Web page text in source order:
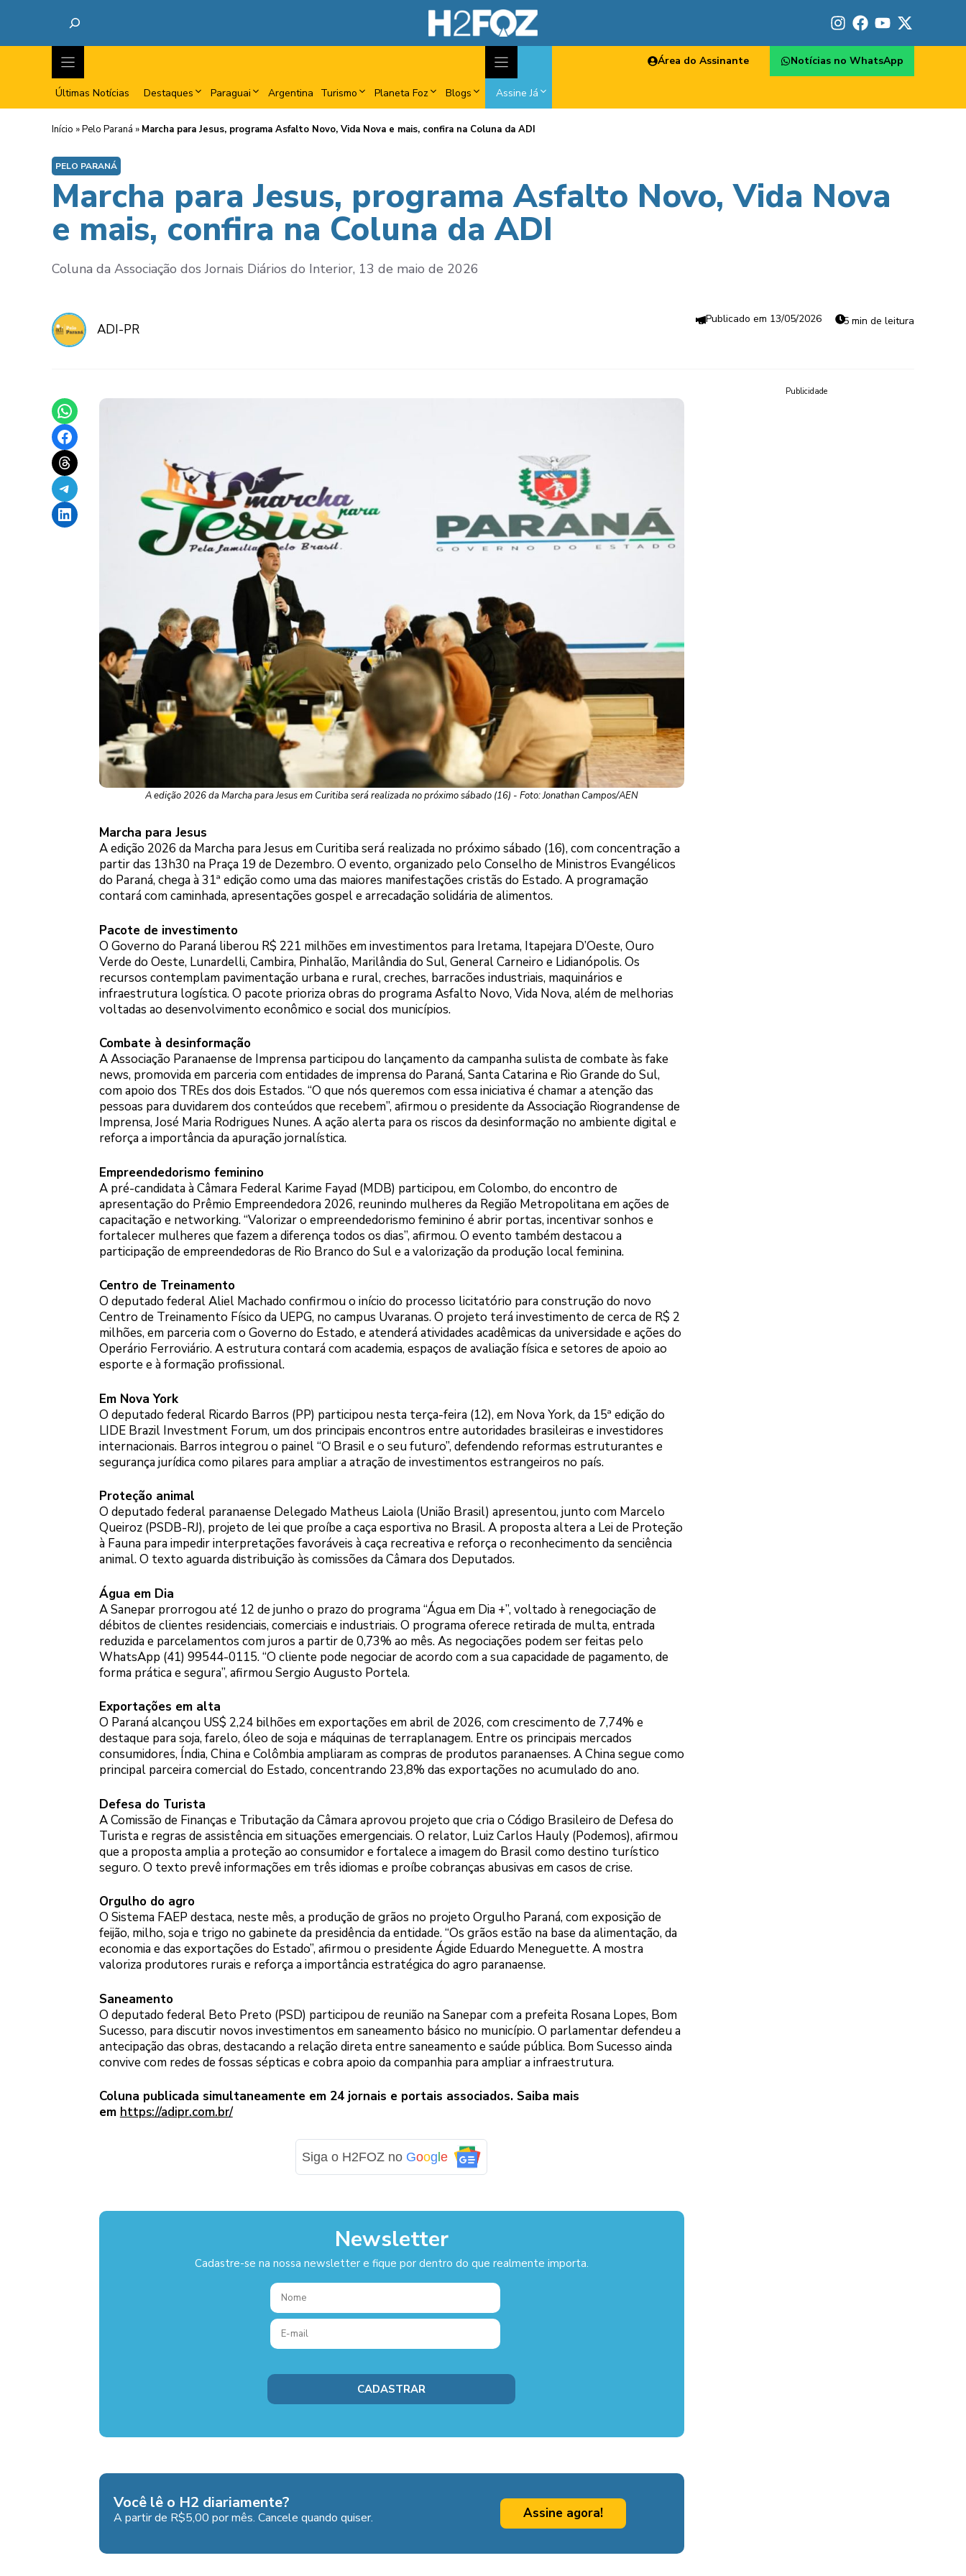
Últimas Notícias Destaques Paraguai Argentina Turismo Planeta Foz Blogs Assine Já
Área do Assinante Notícias no WhatsApp
Início »Pelo Paraná » Marcha para Jesus, programa Asfalto Novo, Vida Nova e mais, confira na Coluna da ADI
PELO PARANÁ
Marcha para Jesus, programa Asfalto Novo, Vida Nova
e mais, confira na Coluna da ADI
Coluna da Associação dos Jornais Diários do Interior, 13 de maio de 2026
ADI-PR
13/05/2026 5 min de leitura
Share on WhatsApp
Share on Facebook
Share on Threads
Share on Telegram
Share on LinkedIn
A edição 2026 da Marcha para Jesus em Curitiba será realizada no próximo sábado (16) - Foto: Jonathan Campos/AEN
Marcha para Jesus
A edição 2026 da Marcha para Jesus em Curitiba será realizada no próximo sábado (16), com concentração a
partir das 13h30 na Praça 19 de Dezembro. O evento, organizado pelo Conselho de Ministros Evangélicos
do Paraná, chega à 31ª edição como uma das maiores manifestações cristãs do Estado. A programação
contará com caminhada, apresentações gospel e arrecadação solidária de alimentos.
Pacote de investimento
O Governo do Paraná liberou R$ 221 milhões em investimentos para Iretama, Itapejara D’Oeste, Ouro
Verde do Oeste, Lunardelli, Cambira, Pinhalão, Marilândia do Sul, General Carneiro e Lidianópolis. Os
recursos contemplam pavimentação urbana e rural, creches, barracões industriais, maquinários e
infraestrutura logística. O pacote prioriza obras do programa Asfalto Novo, Vida Nova, além de melhorias
voltadas ao desenvolvimento econômico e social dos municípios.
Combate à desinformação
A Associação Paranaense de Imprensa participou do lançamento da campanha sulista de combate às fake
news, promovida em parceria com entidades de imprensa do Paraná, Santa Catarina e Rio Grande do Sul,
com apoio dos TREs dos dois Estados. “O que nós queremos com essa iniciativa é chamar a atenção das
pessoas para duvidarem dos conteúdos que recebem”, afirmou o presidente da Associação Riograndense de
Imprensa, José Maria Rodrigues Nunes. A ação alerta para os riscos da desinformação no ambiente digital e
reforça a importância da apuração jornalística.
Empreendedorismo feminino
A pré-candidata à Câmara Federal Karime Fayad (MDB) participou, em Colombo, do encontro de
apresentação do Prêmio Empreendedora 2026, reunindo mulheres da Região Metropolitana em ações de
capacitação e networking. “Valorizar o empreendedorismo feminino é abrir portas, incentivar sonhos e
fortalecer mulheres que fazem a diferença todos os dias”, afirmou. O evento também destacou a
participação de empreendedoras de Rio Branco do Sul e a valorização da produção local feminina.
Centro de Treinamento
O deputado federal Aliel Machado confirmou o início do processo licitatório para construção do novo
Centro de Treinamento Físico da UEPG, no campus Uvaranas. O projeto terá investimento de cerca de R$ 2
milhões, em parceria com o Governo do Estado, e atenderá atividades acadêmicas da universidade e ações do
Operário Ferroviário. A estrutura contará com academia, espaços de avaliação física e setores de apoio ao
esporte e à formação profissional.
Em Nova York
O deputado federal Ricardo Barros (PP) participou nesta terça-feira (12), em Nova York, da 15ª edição do
LIDE Brazil Investment Forum, um dos principais encontros entre autoridades brasileiras e investidores
internacionais. Barros integrou o painel “O Brasil e o seu futuro”, defendendo reformas estruturantes e
segurança jurídica como pilares para ampliar a atração de investimentos estrangeiros no país.
Proteção animal
O deputado federal paranaense Delegado Matheus Laiola (União Brasil) apresentou, junto com Marcelo
Queiroz (PSDB-RJ), projeto de lei que proíbe a caça esportiva no Brasil. A proposta altera a Lei de Proteção
à Fauna para impedir interpretações favoráveis à caça recreativa e reforça o reconhecimento da senciência
animal. O texto aguarda distribuição às comissões da Câmara dos Deputados.
Água em Dia
A Sanepar prorrogou até 12 de junho o prazo do programa “Água em Dia +”, voltado à renegociação de
débitos de clientes residenciais, comerciais e industriais. O programa oferece retirada de multa, entrada
reduzida e parcelamentos com juros a partir de 0,73% ao mês. As negociações podem ser feitas pelo
WhatsApp (41) 99544-0115. “O cliente pode negociar de acordo com a sua capacidade de pagamento, de
forma prática e segura”, afirmou Sergio Augusto Portela.
Exportações em alta
O Paraná alcançou US$ 2,24 bilhões em exportações em abril de 2026, com crescimento de 7,74% e
destaque para soja, farelo, óleo de soja e máquinas de terraplanagem. Entre os principais mercados
consumidores, Índia, China e Colômbia ampliaram as compras de produtos paranaenses. A China segue como
principal parceira comercial do Estado, concentrando 23,8% das exportações no acumulado do ano.
Defesa do Turista
A Comissão de Finanças e Tributação da Câmara aprovou projeto que cria o Código Brasileiro de Defesa do
Turista e regras de assistência em situações emergenciais. O relator, Luiz Carlos Hauly (Podemos), afirmou
que a proposta amplia a proteção ao consumidor e fortalece a imagem do Brasil como destino turístico
seguro. O texto prevê informações em três idiomas e proíbe cobranças abusivas em casos de crise.
Orgulho do agro
O Sistema FAEP destaca, neste mês, a produção de grãos no projeto Orgulho Paraná, com exposição de
feijão, milho, soja e trigo no gabinete da presidência da entidade. “Os grãos estão na base da alimentação, da
economia e das exportações do Estado”, afirmou o presidente Ágide Eduardo Meneguette. A mostra
valoriza produtores rurais e reforça a importância estratégica do agro paranaense.
Saneamento
O deputado federal Beto Preto (PSD) participou de reunião na Sanepar com a prefeita Rosana Lopes, Bom
Sucesso, para discutir novos investimentos em saneamento básico no município. O parlamentar defendeu a
antecipação das obras, destacando a relação direta entre saneamento e saúde pública. Bom Sucesso ainda
convive com redes de fossas sépticas e cobra apoio da companhia para ampliar a infraestrutura.
Coluna publicada simultaneamente em 24 jornais e portais associados. Saiba mais
em https://adipr.com.br/
Siga o H2FOZ no Google
Newsletter
Cadastre-se na nossa newsletter e fique por dentro do que realmente importa.
Você lê o H2 diariamente?
A partir de R$5,00 por mês. Cancele quando quiser. Assine agora!
Publicidade